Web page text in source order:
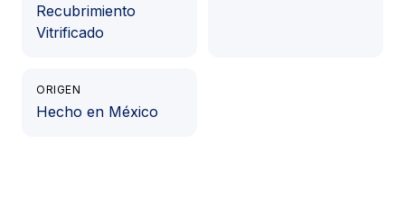
Recubrimiento
Vitrificado
ORIGEN
Hecho en México